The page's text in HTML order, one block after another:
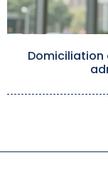
Domiciliation